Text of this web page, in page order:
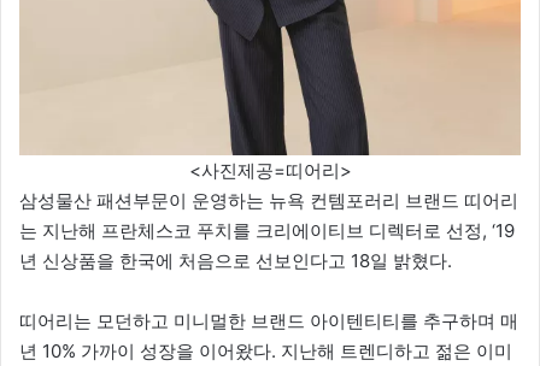
<사진제공=띠어리>
삼성물산 패션부문이 운영하는 뉴욕 컨템포러리 브랜드 띠어리
는 지난해 프란체스코 푸치를 크리에이티브 디렉터로 선정, ‘19
년 신상품을 한국에 처음으로 선보인다고 18일 밝혔다.
띠어리는 모던하고 미니멀한 브랜드 아이텐티티를 추구하며 매
년 10% 가까이 성장을 이어왔다. 지난해 트렌디하고 젊은 이미